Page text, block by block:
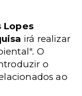
Lopes
irá realizar
O
o
ao